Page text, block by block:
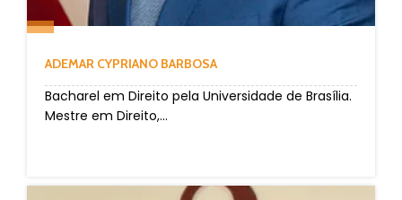
ADEMAR CYPRIANO BARBOSA
Bacharel em Direito pela Universidade de Brasília.
Mestre em Direito,...